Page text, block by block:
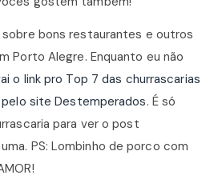
bons restaurantes e outros
Porto Alegre. Enquanto eu não
o link pro Top 7 das churrascarias
site Destemperados. É só
para ver o post
PS: Lombinho de porco com